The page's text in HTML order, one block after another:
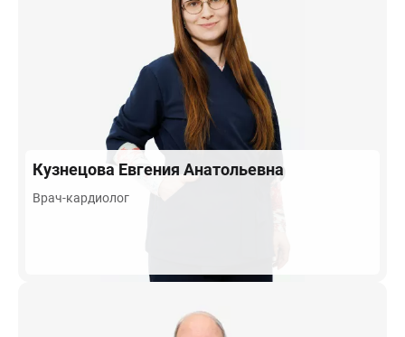
КузнецоваЕвгения Анатольевна
Врач-кардиолог